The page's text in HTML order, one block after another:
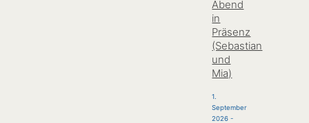
Abend
in
Präsenz
(Sebastian
und
Mia)
1.
September
2026 -